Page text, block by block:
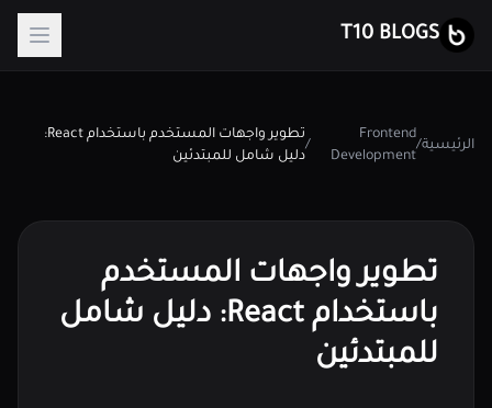
T10 BLOGS
الرئيسية/
Frontend
Development
/
تطوير واجهات المستخدم باستخدام React:
دليل شامل للمبتدئين
تطوير واجهات المستخدم
باستخدام React: دليل شامل
للمبتدئين